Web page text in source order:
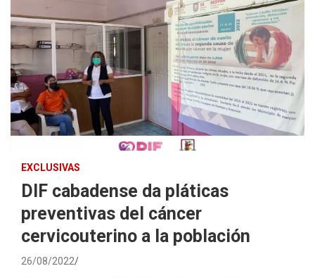
EXCLUSIVAS
DIF cabadense da pláticas
preventivas del cáncer
cervicouterino a la población
26/08/2022